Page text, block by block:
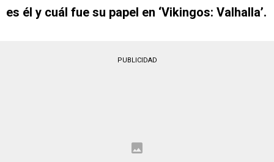
es él y cuál fue su papel en ‘Vikingos: Valhalla’.
PUBLICIDAD